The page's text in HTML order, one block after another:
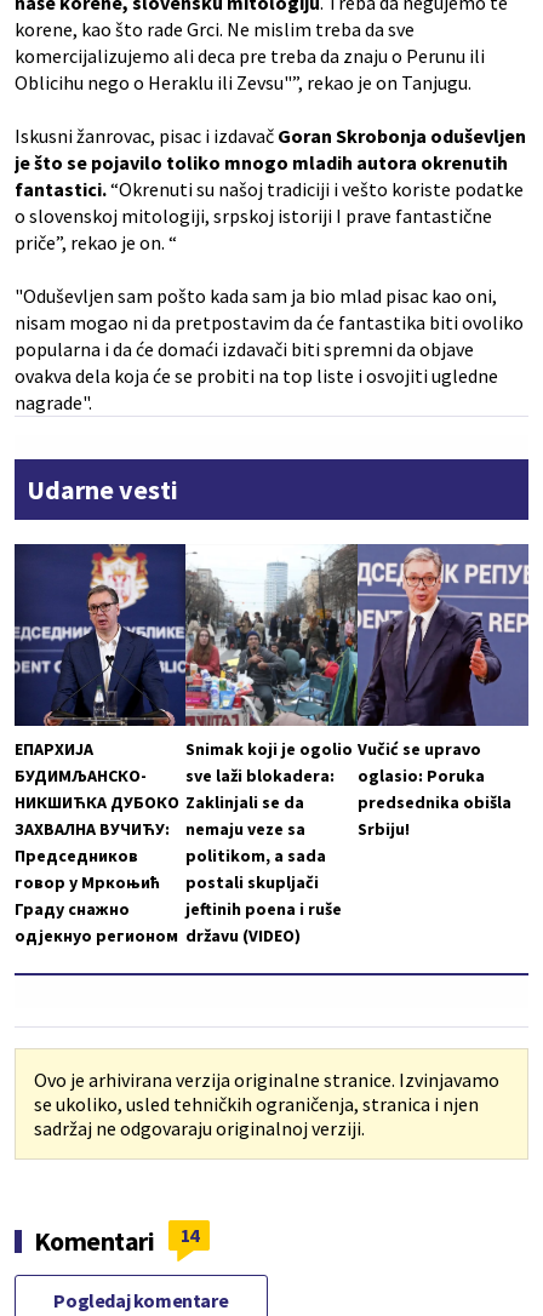
korene, kao što rade Grci. Ne mislim treba da sve
komercijalizujemo ali deca pre treba da znaju o Perunu ili
Oblicihu nego o Heraklu ili Zevsu"”, rekao je on Tanjugu.
Iskusni žanrovac, pisac i izdavač Goran Skrobonja oduševljen
je što se pojavilo toliko mnogo mladih autora okrenutih
fantastici.“Okrenuti su našoj tradiciji i vešto koriste podatke
o slovenskoj mitologiji, srpskoj istoriji I prave fantastične
priče”, rekao je on. “
"Oduševljen sam pošto kada sam ja bio mlad pisac kao oni,
nisam mogao ni da pretpostavim da će fantastika biti ovoliko
popularna i da će domaći izdavači biti spremni da objave
ovakva dela koja će se probiti na top liste i osvojiti ugledne
nagrade".
Udarne vesti
ЕПАРХИЈА
БУДИМЉАНСКО-
НИКШИЋКА ДУБОКО
ЗАХВАЛНА ВУЧИЋУ:
Председников
говор у Мркоњић
Граду снажно
одјекнуо регионом
Snimak koji je ogolio
sve laži blokadera:
Zaklinjali se da
nemaju veze sa
politikom, a sada
postali skupljači
jeftinih poena i ruše
državu (VIDEO)
Vučić se upravo
oglasio: Poruka
predsednika obišla
Srbiju!
Ovo je arhivirana verzija originalne stranice. Izvinjavamo
se ukoliko, usled tehničkih ograničenja, stranica i njen
sadržaj ne odgovaraju originalnoj verziji.
Komentari 14
Pogledaj komentare